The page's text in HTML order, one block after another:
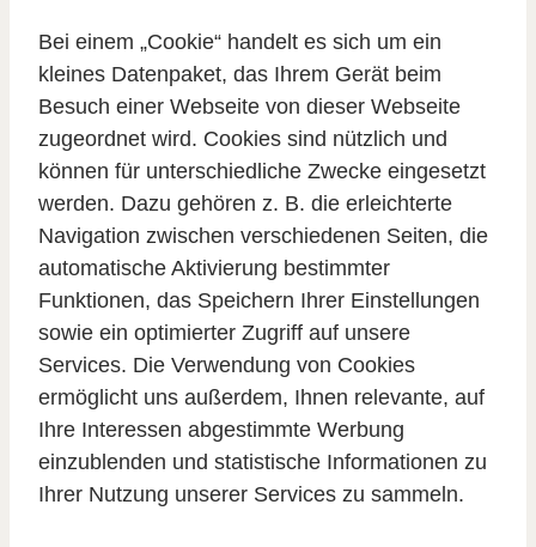
Bei einem „Cookie“ handelt es sich um ein
kleines Datenpaket, das Ihrem Gerät beim
Besuch einer Webseite von dieser Webseite
zugeordnet wird. Cookies sind nützlich und
können für unterschiedliche Zwecke eingesetzt
werden. Dazu gehören z. B. die erleichterte
Navigation zwischen verschiedenen Seiten, die
automatische Aktivierung bestimmter
Funktionen, das Speichern Ihrer Einstellungen
sowie ein optimierter Zugriff auf unsere
Services. Die Verwendung von Cookies
ermöglicht uns außerdem, Ihnen relevante, auf
Ihre Interessen abgestimmte Werbung
einzublenden und statistische Informationen zu
Ihrer Nutzung unserer Services zu sammeln.